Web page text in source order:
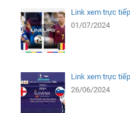
Link xem trực
01/07/2024
Link xem trực
26/06/2024